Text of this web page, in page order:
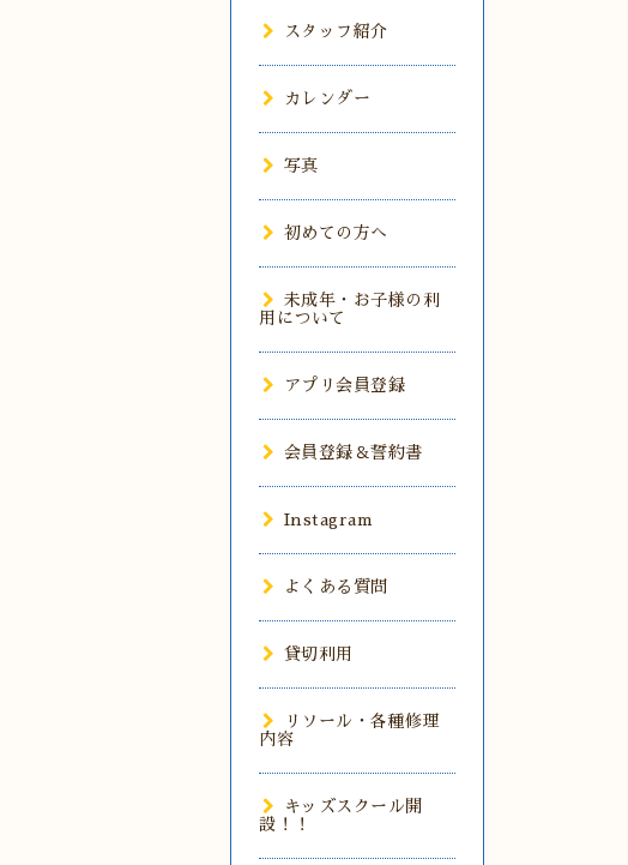
スタッフ紹介
カレンダー
写真
初めての方へ
未成年・お子様の利
用について
アプリ会員登録
会員登録＆誓約書
Instagram
よくある質問
貸切利用
リソール・各種修理
内容
キッズスクール開
設！！